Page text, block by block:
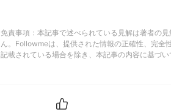
免責事項：本記事で述べられている見解は著者の
ん。Followmeは、提供された情報の正確性、完全
記載されている場合を除き、本記事の内容に基づ